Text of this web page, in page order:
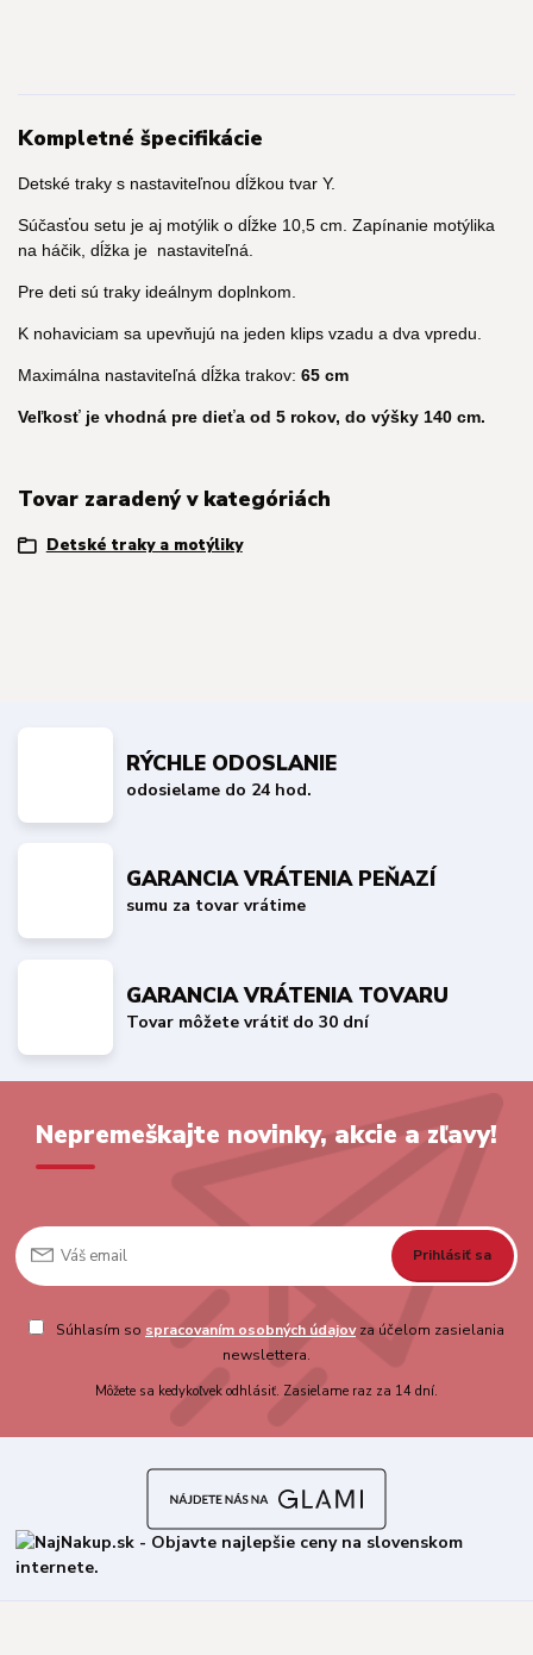
Kompletné špecifikácie
Detské traky s nastaviteľnou dĺžkou tvar Y.
Súčasťou setu je aj motýlik o dĺžke 10,5 cm. Zapínanie motýlika
na háčik, dĺžka je nastaviteľná.
Pre deti sú traky ideálnym doplnkom.
K nohaviciam sa upevňujú na jeden klips vzadu a dva vpredu.
Maximálna nastaviteľná dĺžka trakov: 65 cm
Veľkosť je vhodná pre dieťa od 5 rokov, do výšky 140 cm.
Tovar zaradený v kategóriách
Detské traky a motýliky
RÝCHLE ODOSLANIE
odosielame do 24 hod.
GARANCIA VRÁTENIA PEŇAZÍ
sumu za tovar vrátime
GARANCIA VRÁTENIA TOVARU
Tovar môžete vrátiť do 30 dní
Nepremeškajte novinky, akcie a zľavy!
Prihlásiť sa
Súhlasím so spracovaním osobných údajovza účelom zasielania
newslettera.
Môžete sa kedykoľvek odhlásiť. Zasielame raz za 14 dní.